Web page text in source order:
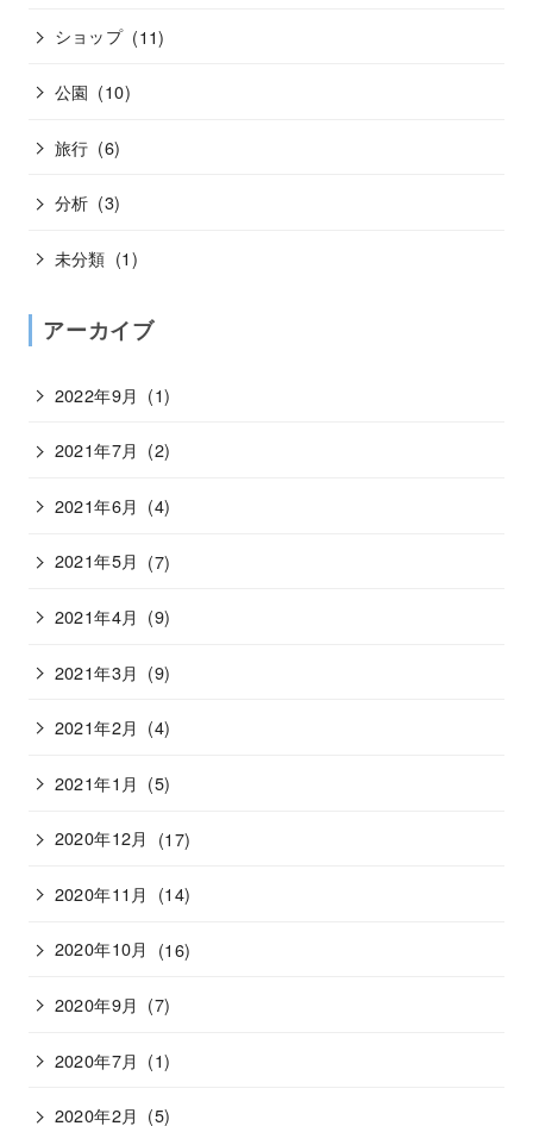
ショップ (11)
公園 (10)
旅行 (6)
分析 (3)
未分類 (1)
アーカイブ
2022年9月 (1)
2021年7月 (2)
2021年6月 (4)
2021年5月 (7)
2021年4月 (9)
2021年3月 (9)
2021年2月 (4)
2021年1月 (5)
2020年12月 (17)
2020年11月 (14)
2020年10月 (16)
2020年9月 (7)
2020年7月 (1)
2020年2月 (5)